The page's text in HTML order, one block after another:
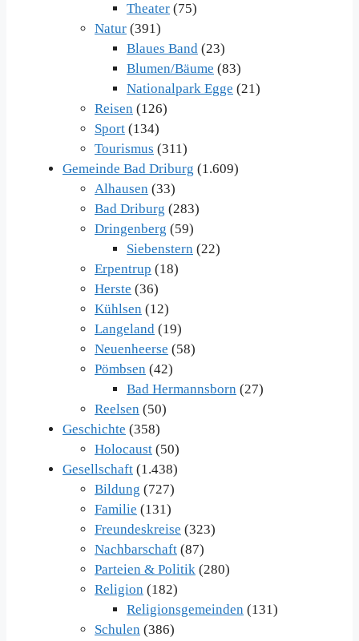
Theater (75)
Natur (391)
Blaues Band (23)
Blumen/Bäume (83)
Nationalpark Egge (21)
Reisen (126)
Sport (134)
Tourismus (311)
Gemeinde Bad Driburg (1.609)
Alhausen (33)
Bad Driburg (283)
Dringenberg (59)
Siebenstern (22)
Erpentrup (18)
Herste (36)
Kühlsen (12)
Langeland (19)
Neuenheerse (58)
Pömbsen (42)
Bad Hermannsborn (27)
Reelsen (50)
Geschichte (358)
Holocaust (50)
Gesellschaft (1.438)
Bildung (727)
Familie (131)
Freundeskreise (323)
Nachbarschaft (87)
Parteien & Politik (280)
Religion (182)
Religionsgemeinden (131)
Schulen (386)